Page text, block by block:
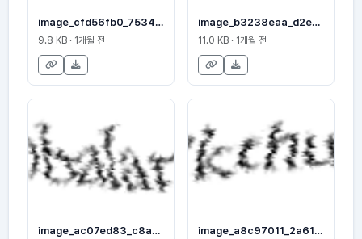
image_cfd56fb0_7534585018
9.8 KB · 1개월 전
image_b3238eaa_d2e399f583
11.0 KB · 1개월 전
image_ac07ed83_c8a36a6c55 image_a8c97011_2a61db9bc9